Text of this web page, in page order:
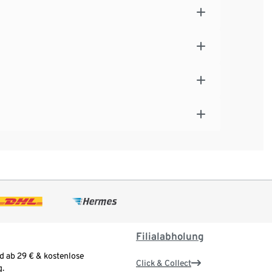
ab 29 € & kostenlose
Filialabholung
Click & Collect